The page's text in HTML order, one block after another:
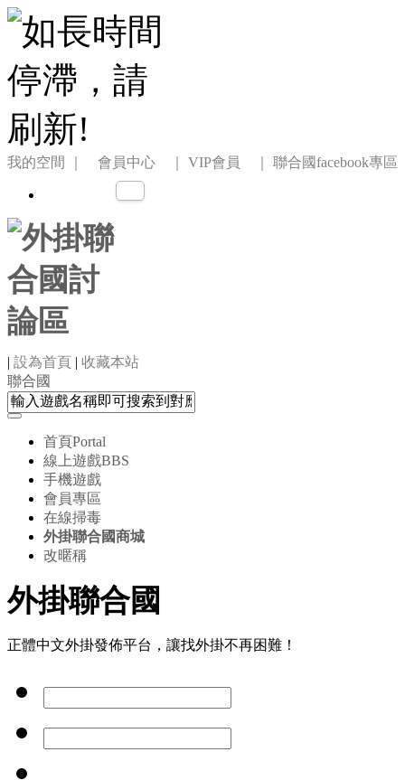
我的空間 ｜ 會員中心 ｜ VIP會員 ｜ 聯合國facebook專區
| 設為首頁 | 收藏本站
聯合國
首頁Portal
線上遊戲BBS
手機遊戲
會員專區
在線掃毒
外掛聯合國商城
改暱稱
外掛聯合國
正體中文外掛發佈平台，讓找外掛不再困難！